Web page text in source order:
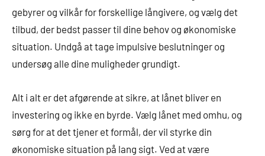
gebyrer og vilkår for forskellige långivere, og vælg det
tilbud, der bedst passer til dine behov og økonomiske
situation. Undgå at tage impulsive beslutninger og
undersøg alle dine muligheder grundigt.
Alt i alt er det afgørende at sikre, at lånet bliver en
investering og ikke en byrde. Vælg lånet med omhu, og
sørg for at det tjener et formål, der vil styrke din
økonomiske situation på lang sigt. Ved at være